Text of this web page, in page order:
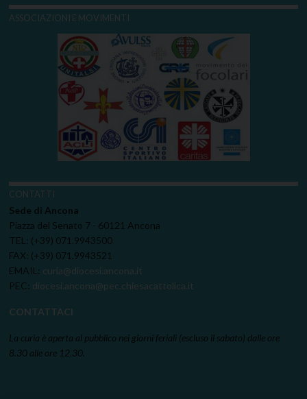
ASSOCIAZIONI E MOVIMENTI
CONTATTI
Sede di Ancona
Piazza del Senato 7 - 60121 Ancona
TEL: (+39) 071.9943500
FAX: (+39) 071.9943521
EMAIL: curia@diocesi.ancona.it
PEC: diocesi.ancona@pec.chiesacattolica.it
CONTATTACI
La curia è aperta al pubblico nei giorni feriali (escluso il sabato) dalle ore
8.30 alle ore 12.30.